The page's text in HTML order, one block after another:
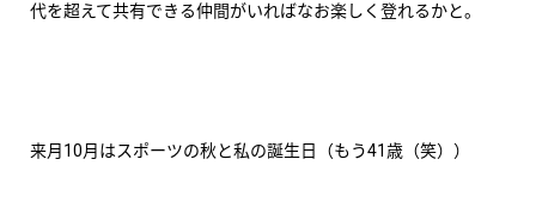
代を超えて共有できる仲間がいればなお楽しく登れるかと。
来月10月はスポーツの秋と私の誕生日（もう41歳（笑））